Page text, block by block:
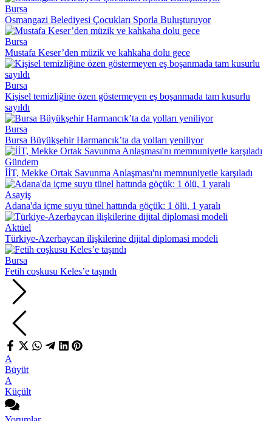
Bursa
Osmangazi Belediyesi Çocukları Sporla Buluşturuyor
Bursa
Mustafa Keser’den müzik ve kahkaha dolu gece
Bursa
Kişisel temizliğine özen göstermeyen eş boşanmada tam kusurlu
sayıldı
Bursa
Bursa Büyükşehir Harmancık’ta da yolları yeniliyor
Gündem
İİT, Mekke Ortak Savunma Anlaşması'nı memnuniyetle karşıladı
Asayiş
Adana'da içme suyu tünel hattında göçük: 1 ölü, 1 yaralı
Aktüel
Türkiye-Azerbaycan ilişkilerine dijital diplomasi modeli
Bursa
Fetih coşkusu Keles’e taşındı
A
Büyüt
A
Küçült